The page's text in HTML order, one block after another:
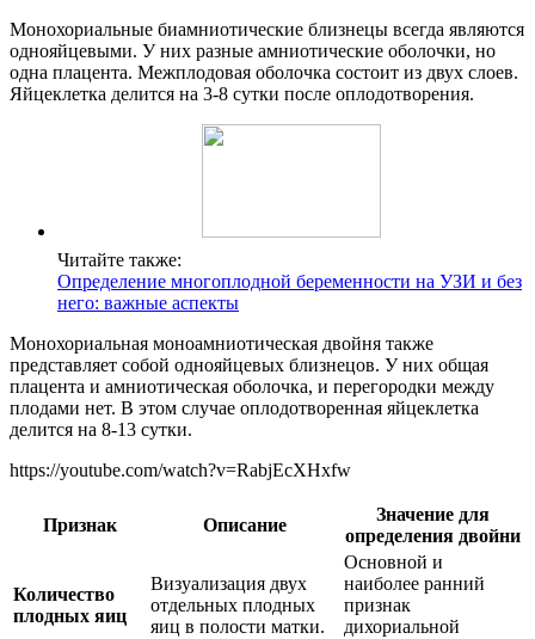
Монохориальные биамниотические близнецы всегда являются
однояйцевыми. У них разные амниотические оболочки, но
одна плацента. Межплодовая оболочка состоит из двух слоев.
Яйцеклетка делится на 3-8 сутки после оплодотворения.
Читайте также:
Определение многоплодной беременности на УЗИ и без
него: важные аспекты
Монохориальная моноамниотическая двойня также
представляет собой однояйцевых близнецов. У них общая
плацента и амниотическая оболочка, и перегородки между
плодами нет. В этом случае оплодотворенная яйцеклетка
делится на 8-13 сутки.
https://youtube.com/watch?v=RabjEcXHxfw
Признак Описание
Значение для
определения двойни
Количество
плодных яиц
Визуализация двух
отдельных плодных
яиц в полости матки.
Основной и
наиболее ранний
признак
дихориальной